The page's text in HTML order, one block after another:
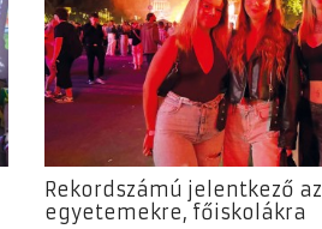
Rekordszámú jelentkező az
egyetemekre, főiskolákra